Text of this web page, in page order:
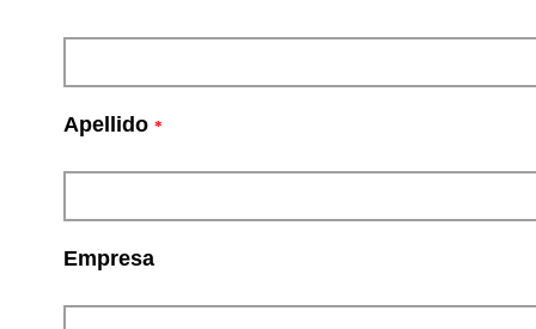
Apellido *
Empresa